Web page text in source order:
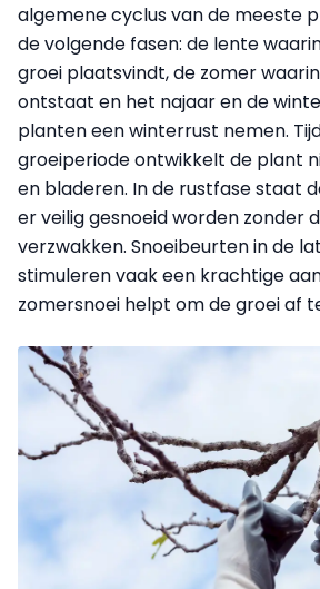
algemene cyclus van de meeste
de volgende fasen: de lente
groei plaatsvindt, de zomer
ontstaat en het najaar en de
planten een winterrust nemen.
groeiperiode ontwikkelt de plant
en bladeren. In de rustfase staat
er veilig gesnoeid worden zonder
verzwakken. Snoeibeurten in de
stimuleren vaak een krachtige
zomersnoei helpt om de groei af